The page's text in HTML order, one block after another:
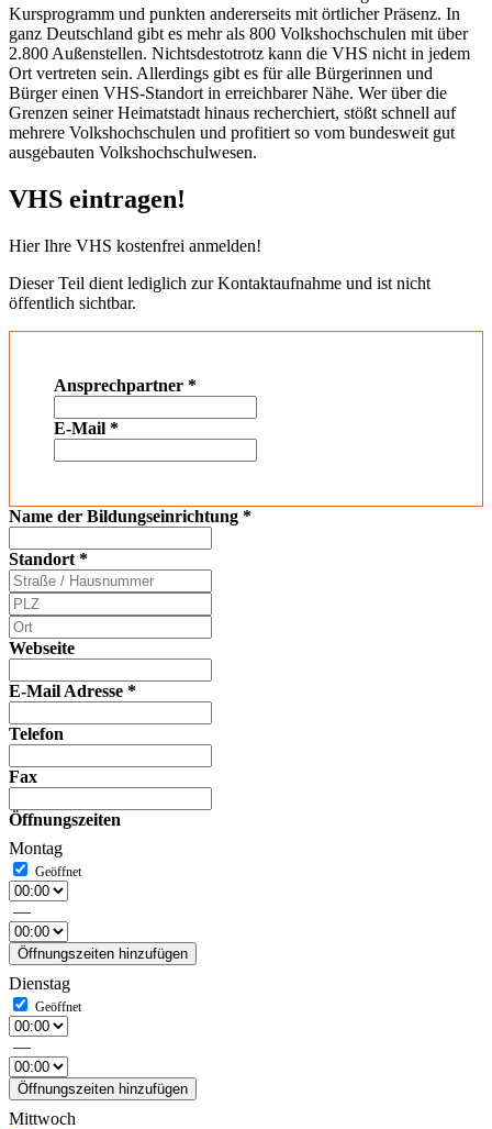
Kursprogramm und punkten andererseits mit örtlicher Präsenz. In
ganz Deutschland gibt es mehr als 800 Volkshochschulen mit über
2.800 Außenstellen. Nichtsdestotrotz kann die VHS nicht in jedem
Ort vertreten sein. Allerdings gibt es für alle Bürgerinnen und
Bürger einen VHS-Standort in erreichbarer Nähe. Wer über die
Grenzen seiner Heimatstadt hinaus recherchiert, stößt schnell auf
mehrere Volkshochschulen und profitiert so vom bundesweit gut
ausgebauten Volkshochschulwesen.
VHS eintragen!
Hier Ihre VHS kostenfrei anmelden!
Dieser Teil dient lediglich zur Kontaktaufnahme und ist nicht
öffentlich sichtbar.
Ansprechpartner *
E-Mail *
Name der Bildungseinrichtung *
Standort *
Webseite
E-Mail Adresse *
Telefon
Fax
Öffnungszeiten
Montag
—
Öffnungszeiten hinzufügen
Dienstag
—
Öffnungszeiten hinzufügen
Mittwoch